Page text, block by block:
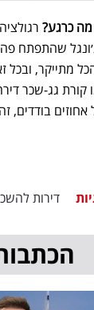
מה כרגע?
שהתפתח פה.
מתייקר, ובכל
קורת גג-שכר
אחוזים בודדים,
דירות